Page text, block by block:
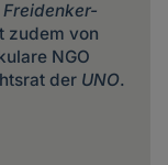
Freidenker-
zudem von
NGO
der UNO.